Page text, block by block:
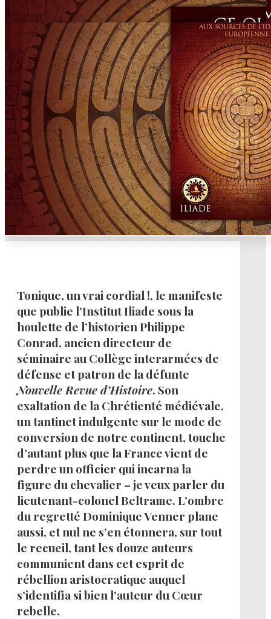
Tonique, un vrai cordial !, le manifeste
que publie l’Institut Iliade sous la
houlette de l’historien Philippe
Conrad, ancien directeur de
séminaire au Collège interarmées de
défense et patron de la défunte
Nouvelle Revue d’Histoire. Son
exaltation de la Chrétienté médiévale,
un tantinet indulgente sur le mode de
conversion de notre continent, touche
d’autant plus que la France vient de
perdre un officier qui incarna la
figure du chevalier – je veux parler du
lieutenant-colonel Beltrame. L’ombre
du regretté Dominique Venner plane
aussi, et nul ne s’en étonnera, sur tout
le recueil, tant les douze auteurs
communient dans cet esprit de
rébellion aristocratique auquel
s’identifia si bien l’auteur du Cœur
rebelle.